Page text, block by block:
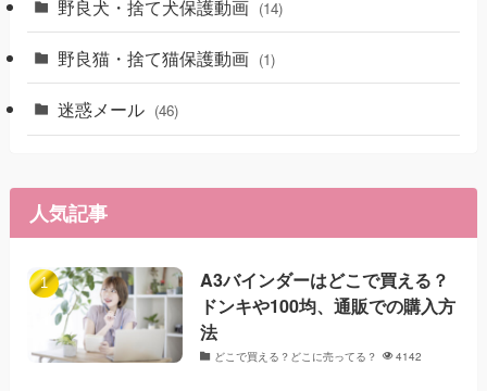
野良犬・捨て犬保護動画 (14)
野良猫・捨て猫保護動画 (1)
迷惑メール (46)
人気記事
A3バインダーはどこで買える？
ドンキや100均、通販での購入方
法
どこで買える？どこに売ってる？ 4142